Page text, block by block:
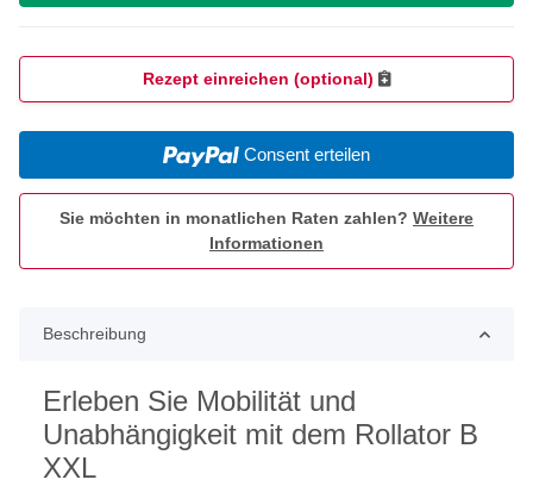
Rezept einreichen (optional)
Consent erteilen
Sie möchten in monatlichen Raten zahlen? Weitere
Informationen
Beschreibung
Erleben Sie Mobilität und
Unabhängigkeit mit dem Rollator B
XXL